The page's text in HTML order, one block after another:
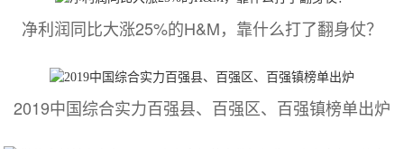
净利润同比大涨25%的H&M，靠什么打了翻身仗？
2019中国综合实力百强县、百强区、百强镇榜单出炉